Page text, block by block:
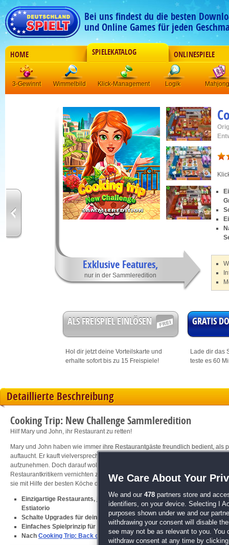
Bei uns findest du die besten
und Online Games für jeden
HOME SPIELEKATALOG ONLINESPIELE
3-Gewinnt Wimmelbild Klick-Management Logik Mahjong
Exklusive Features,
nur in der Sammleredition
ALS FREISPIEL EINLÖSEN
Hol dir jetzt deine Vorteilskarte und
erhalte sofort bis zu 15 Freispiele!
GRATIS
Lade dir das
teste es 60
Detaillierte Beschreibung
Cooking Trip: New Challenge Sammleredition
Hilf Mary und John, ihr Restaurant zu retten!
Mary und John haben wie immer ihre Restaurantgäste freundlich bedient, als
auftaucht. Er kauft vielversprechende Unternehmen auf, nur um diese in die
aufzunehmen. Doch darauf wollen sich unsere Helden natürlich nicht
Restaurantkritikern vernichten zu lassen. Gehe mit Mary und John auf ein
sie mit Hilfe der besten Köche der Welt ihre Kochkünste auf das nächste
Einzigartige Restaurants, jedes mit seiner eigenen Küche, wie die
Estiatorio
Schalte Upgrades für deine Restaurants und deine Spielfiguren frei
Einfaches Spielprinzip für jedes Alter
Nach Cooking Trip: Back on the Roadkommt jetzt der dritte Teil der
We Care About Your
We and our 478 partners store and
identifiers, on your device. Selecting I
purposes shown under we and our
withdrawing your consent will disable
see may not be as relevant to you. You
withdraw consent at any time by